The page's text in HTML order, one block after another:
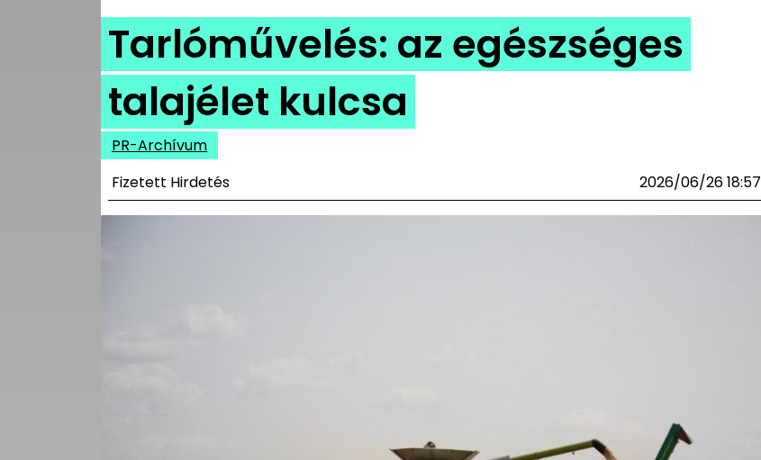
DIVAT
HIP
KULT
ZENE
Tarlóművelés: az egészséges
talajélet kulcsa
PR-Archívum
Fizetett Hirdetés
2026/06/26 18:57